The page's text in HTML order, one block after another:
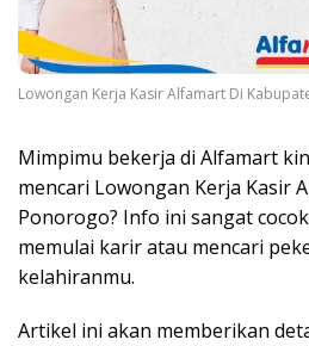
Lowongan Kerja Kasir Alfamart Di
Mimpimu bekerja di Alfamart
mencari Lowongan Kerja Kasir
Ponorogo? Info ini sangat
memulai karir atau mencari
kelahiranmu.
Artikel ini akan memberikan